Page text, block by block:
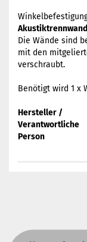
Die Wände sind
mit den
verschraubt.
Benötigt wird 1 x
Hersteller /
Verantwortliche
Person